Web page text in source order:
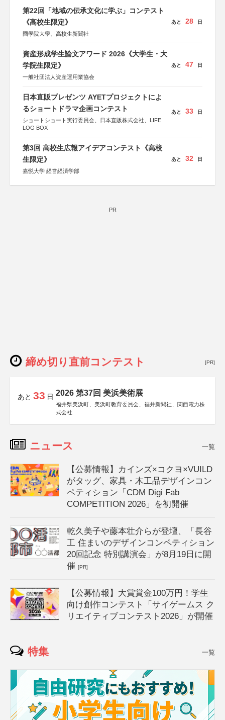
第22回「地域の伝承文化に学ぶ」コンテスト
《高校生限定》
國學院大學、高校生新聞社
あと 28 日
資産形成学生論文アワード 2026《大学生・大
学院生限定》
一般社団法人資産運用業協会
あと 47 日
日本直販プレゼンツ AYETプロジェクトによ
るショートドラマ企画コンテスト
ショートショート実行委員会、日本直販株式会社、LIFE
LOG BOX
あと 33 日
第3回 高校生広報アイデアコンテスト《高校
生限定》
嘉悦大学 経営経済学部
あと 32 日
PR
締め切り直前コンテスト [PR]
あと 33 日 2026 第37回 美浜美術展
福井県美浜町、美浜町教育委員会、福井新聞社、関西電力株
式会社
ニュース 一覧
【公募情報】カインズ×コクヨ×VUILD
がタッグ、家具・木工品デザインコン
ペティション「CDM Digi Fab
COMPETITION 2026」を初開催
乾久美子や藤本壮介らが登壇、「長谷
工 住まいのデザインコンペティション
20回記念 特別講演会」が8月19日に開
催[PR]
【公募情報】大賞賞金100万円！学生
向け創作コンテスト「サイゲームス ク
リエイティブコンテスト2026」が開催
特集 一覧